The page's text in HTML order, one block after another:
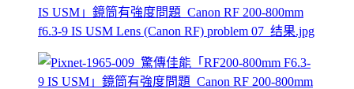
IS USM」鏡筒有強度問題_Canon RF 200-800mm
f6.3-9 IS USM Lens (Canon RF) problem 07_结果.jpg